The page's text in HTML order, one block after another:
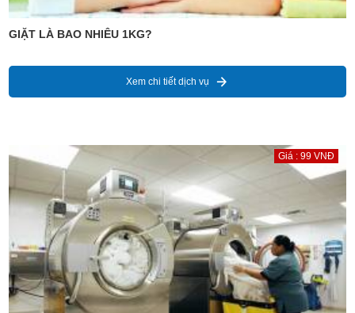
GIẶT LÀ BAO NHIÊU 1KG?
Xem chi tiết dịch vụ
Giá : 99 VNĐ